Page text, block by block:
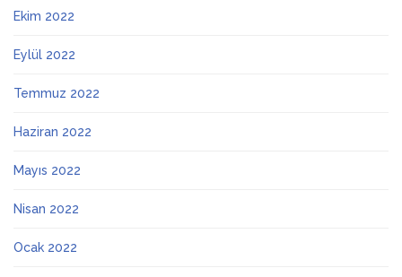
Ekim 2022
Eylül 2022
Temmuz 2022
Haziran 2022
Mayıs 2022
Nisan 2022
Ocak 2022